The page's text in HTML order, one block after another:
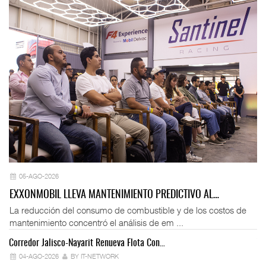
05-AGO-2026
EXXONMOBIL LLEVA MANTENIMIENTO PREDICTIVO AL…
La reducción del consumo de combustible y de los costos de
mantenimiento concentró el análisis de em ...
Corredor Jalisco-Nayarit Renueva Flota Con…
04-AGO-2026 BY IT-NETWORK